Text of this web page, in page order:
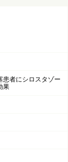
患者にシロスタゾー
果